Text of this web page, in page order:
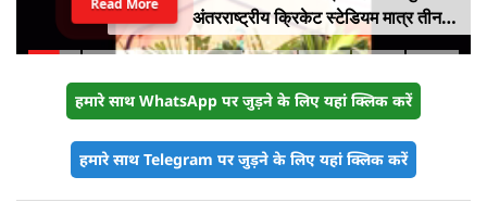
अंतरराष्ट्रीय क्रिकेट स्टेडियम मात्र तीन
महीने में लगभग 20% तैयार
हमारे साथ WhatsApp पर जुड़ने के लिए यहां क्लिक करें
हमारे साथ Telegram पर जुड़ने के लिए यहां क्लिक करें